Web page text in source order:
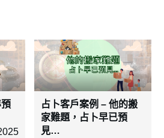
占卜客戶案例 – 他的搬
家難題，占卜早已預
見…